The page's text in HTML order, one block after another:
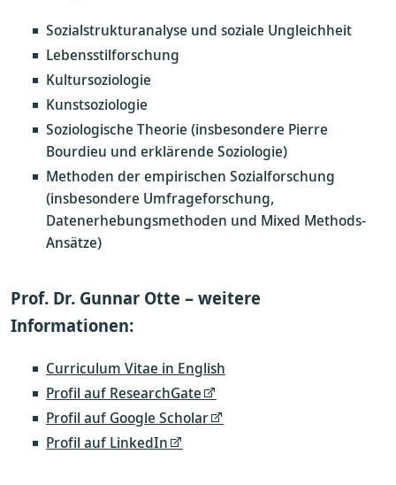
Sozialstrukturanalyse und soziale Ungleichheit
Lebensstilforschung
Kultursoziologie
Kunstsoziologie
Soziologische Theorie (insbesondere Pierre
Bourdieu und erklärende Soziologie)
Methoden der empirischen Sozialforschung
(insbesondere Umfrageforschung,
Datenerhebungsmethoden und Mixed Methods-
Ansätze)
Prof. Dr. Gunnar Otte – weitere
Informationen:
Curriculum Vitae in English
Profil auf ResearchGate
Profil auf Google Scholar
Profil auf LinkedIn